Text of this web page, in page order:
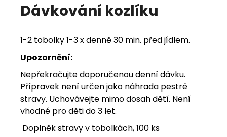
Dávkování kozlíku
1-2 tobolky 1-3 x denně 30 min. před jídlem.
Upozornění:
Nepřekračujte doporučenou denní dávku.
Přípravek není určen jako náhrada pestré
stravy. Uchovávejte mimo dosah dětí. Není
vhodné pro děti do 3 let.
Doplněk stravy v tobolkách, 100 ks